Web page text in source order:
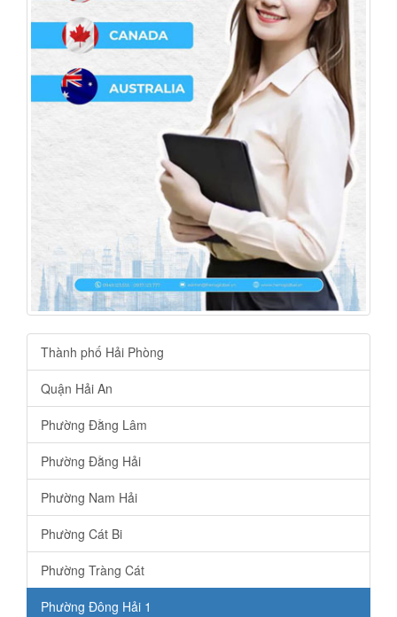
Thành phố Hải Phòng
Quận Hải An
Phường Đằng Lâm
Phường Đằng Hải
Phường Nam Hải
Phường Cát Bi
Phường Tràng Cát
Phường Đông Hải 1